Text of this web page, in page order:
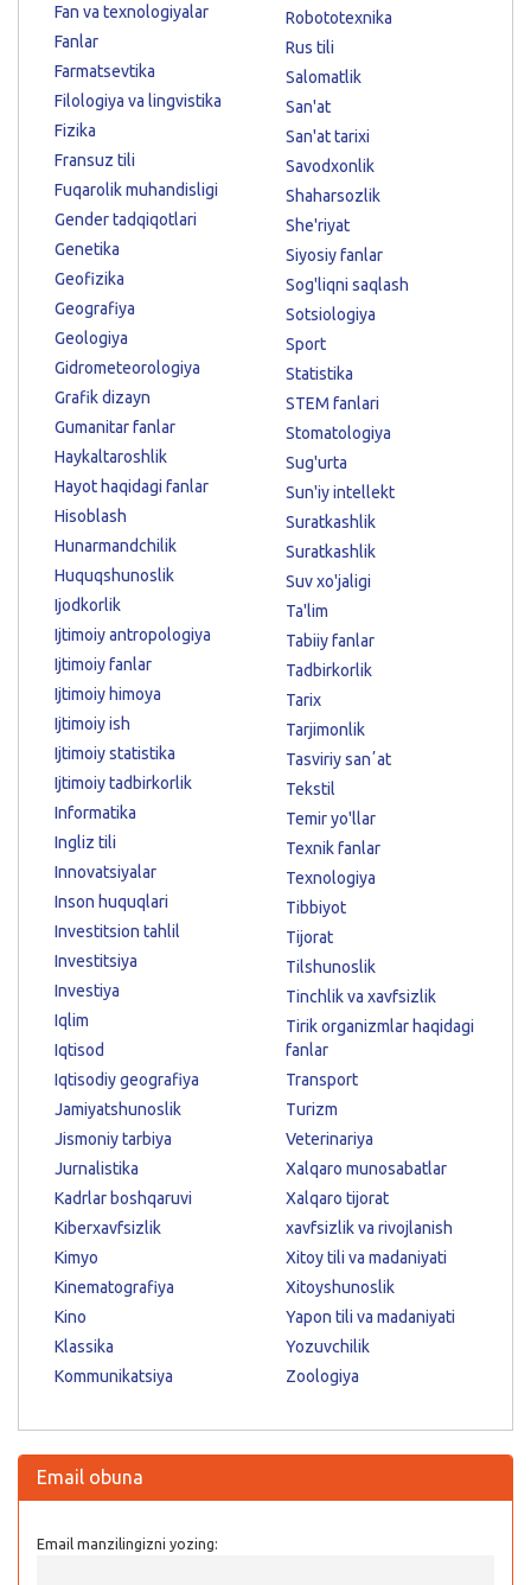
Fan va texnologiyalar
Fanlar
Farmatsevtika
Filologiya va lingvistika
Fizika
Fransuz tili
Fuqarolik muhandisligi
Gender tadqiqotlari
Genetika
Geofizika
Geografiya
Geologiya
Gidrometeorologiya
Grafik dizayn
Gumanitar fanlar
Haykaltaroshlik
Hayot haqidagi fanlar
Hisoblash
Hunarmandchilik
Huquqshunoslik
Ijodkorlik
Ijtimoiy antropologiya
Ijtimoiy fanlar
Ijtimoiy himoya
Ijtimoiy ish
Ijtimoiy statistika
Ijtimoiy tadbirkorlik
Informatika
Ingliz tili
Innovatsiyalar
Inson huquqlari
Investitsion tahlil
Investitsiya
Investiya
Iqlim
Iqtisod
Iqtisodiy geografiya
Jamiyatshunoslik
Jismoniy tarbiya
Jurnalistika
Kadrlar boshqaruvi
Kiberxavfsizlik
Kimyo
Kinematografiya
Kino
Klassika
Kommunikatsiya
Robototexnika
Rus tili
Salomatlik
San'at
San'at tarixi
Savodxonlik
Shaharsozlik
She'riyat
Siyosiy fanlar
Sog'liqni saqlash
Sotsiologiya
Sport
Statistika
STEM fanlari
Stomatologiya
Sug'urta
Sun'iy intellekt
Suratkashlik
Suratkashlik
Suv xo'jaligi
Ta'lim
Tabiiy fanlar
Tadbirkorlik
Tarix
Tarjimonlik
Tasviriy sanʼat
Tekstil
Temir yo'llar
Texnik fanlar
Texnologiya
Tibbiyot
Tijorat
Tilshunoslik
Tinchlik va xavfsizlik
Tirik organizmlar haqidagi
fanlar
Transport
Turizm
Veterinariya
Xalqaro munosabatlar
Xalqaro tijorat
xavfsizlik va rivojlanish
Xitoy tili va madaniyati
Xitoyshunoslik
Yapon tili va madaniyati
Yozuvchilik
Zoologiya
Email obuna
Email manzilingizni yozing: